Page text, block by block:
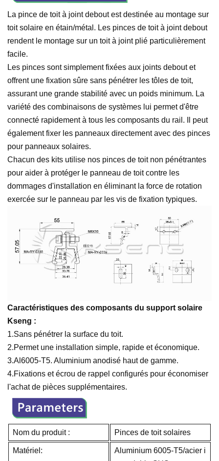
La pince de toit à joint debout est destinée au montage sur
toit solaire en étain/métal. Les pinces de toit à joint debout
rendent le montage sur un toit à joint plié particulièrement
facile.
Les pinces sont simplement fixées aux joints debout et
offrent une fixation sûre sans pénétrer les tôles de toit,
assurant une grande stabilité avec un poids minimum. La
variété des combinaisons de systèmes lui permet d'être
connecté rapidement à tous les composants du rail. Il peut
également fixer les panneaux directement avec des pinces
pour panneaux solaires.
Chacun des kits utilise nos pinces de toit non pénétrantes
pour aider à protéger le panneau de toit contre les
dommages d'installation en éliminant la force de rotation
exercée sur le panneau par les vis de fixation typiques.
Caractéristiques des composants du support solaire
Kseng :
1.Sans pénétrer la surface du toit.
2.Permet une installation simple, rapide et économique.
3.Al6005-T5. Aluminium anodisé haut de gamme.
4.Fixations et écrou de rappel configurés pour économiser
l'achat de pièces supplémentaires.
Nom du produit : Pinces de toit solaires
Matériel:
Aluminium 6005-T5/acier i